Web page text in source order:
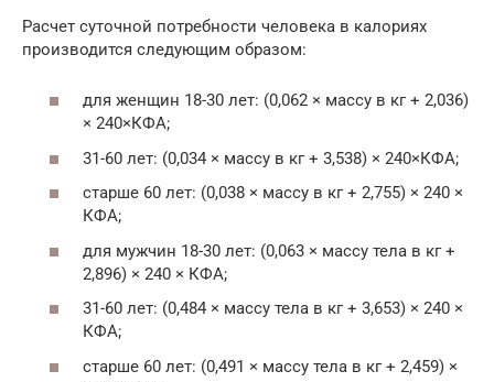
Расчет суточной потребности человека в калориях
производится следующим образом:
для женщин 18-30 лет: (0,062 × массу в кг + 2,036)
× 240×КФА;
31-60 лет: (0,034 × массу в кг + 3,538) × 240×КФА;
старше 60 лет: (0,038 × массу в кг + 2,755) × 240 ×
КФА;
для мужчин 18-30 лет: (0,063 × массу тела в кг +
2,896) × 240 × КФА;
31-60 лет: (0,484 × массу тела в кг + 3,653) × 240 ×
КФА;
старше 60 лет: (0,491 × массу тела в кг + 2,459) ×